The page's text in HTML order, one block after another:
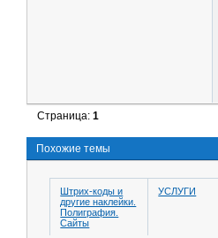
Страница:1
Похожие темы
Штрих-коды и
другие наклейки.
Полиграфия.
Сайты
УСЛУГИ